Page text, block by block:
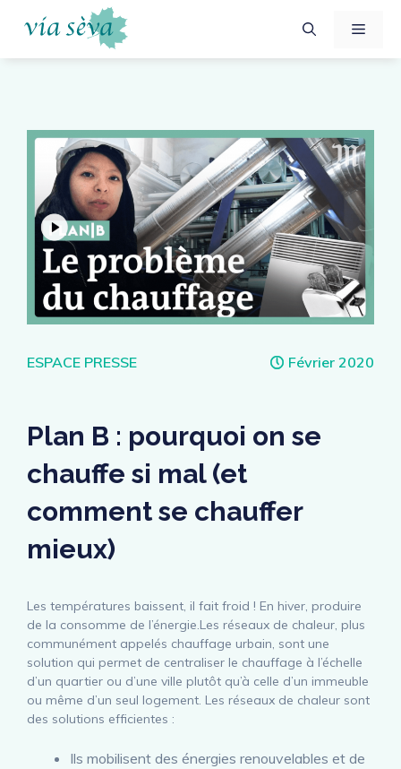
Menu
Catégories
ESPACE PRESSE Février 2020
Plan B : pourquoi on se
chauffe si mal (et
comment se chauffer
mieux)
Les températures baissent, il fait froid ! En hiver, produire
de la consomme de l’énergie.Les réseaux de chaleur, plus
communément appelés chauffage urbain, sont une
solution qui permet de centraliser le chauffage à l’échelle
d’un quartier ou d’une ville plutôt qu’à celle d’un immeuble
ou même d’un seul logement. Les réseaux de chaleur sont
des solutions efficientes :
Ils mobilisent des énergies renouvelables et de